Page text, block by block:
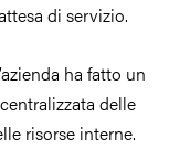
di servizio.
ha fatto un
delle
risorse interne.